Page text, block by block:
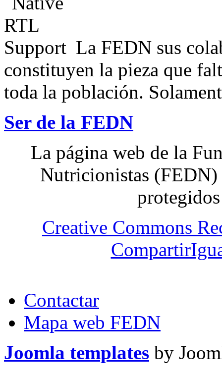
La FEDN sus
constituyen la pieza que
toda la población.
Ser de la FEDN
La página web de la
Nutricionistas (FEDN)
Creative Commons
Contactar
Mapa web FEDN
Joomla templates by